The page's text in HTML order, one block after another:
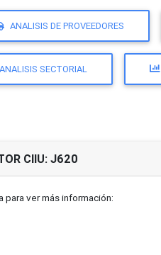
ANALISIS DE PROVEEDORES
ANALISIS SECTORIAL
CIIU: J620
para ver más información: